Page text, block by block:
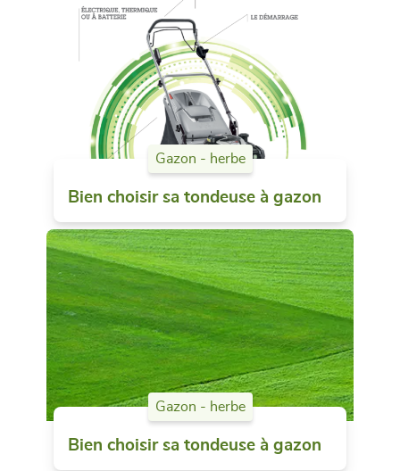
Gazon - herbe
Bien choisir sa tondeuse à gazon
Gazon - herbe
Bien choisir sa tondeuse à gazon